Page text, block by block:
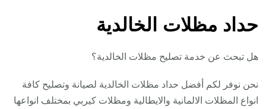
حداد مظلات الخالدية
هل تبحث عن خدمة تصليح مظلات الخالدية؟
نحن نوفر لكم أفضل حداد مظلات الخالدية لصيانة وتصليح كافة
انواع المظلات الالمانية والايطالية ومظلات كيربي بمختلف انواعها